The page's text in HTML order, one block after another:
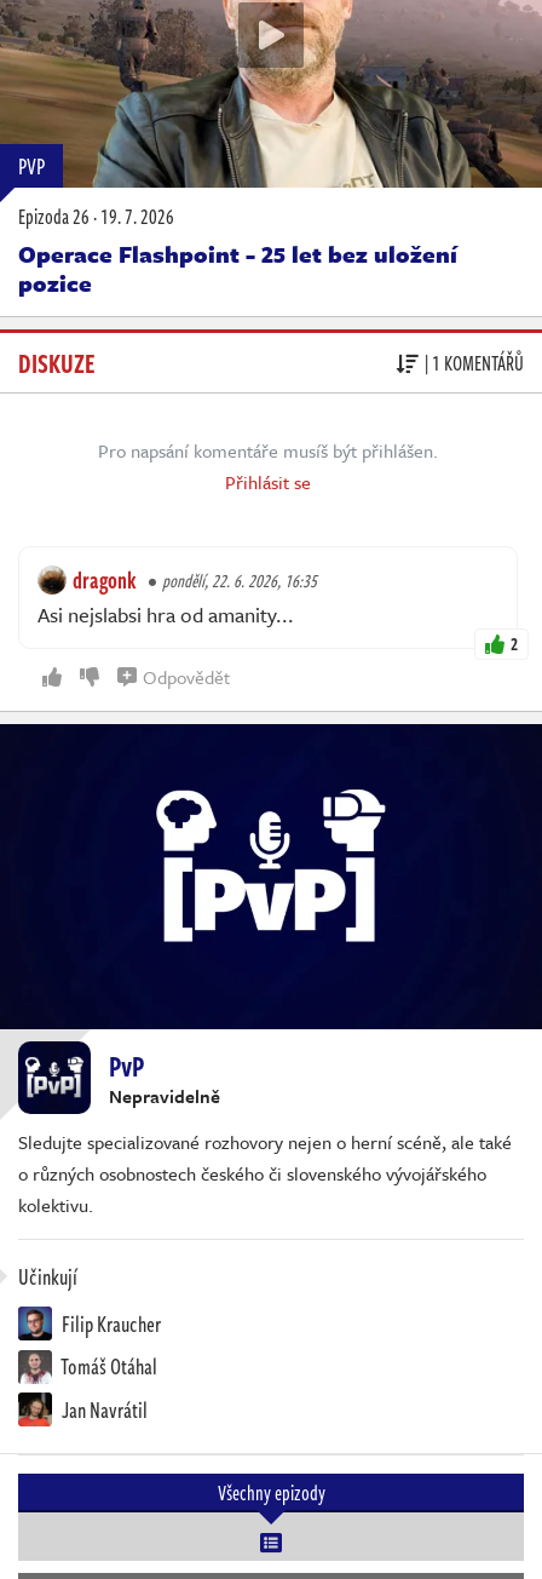
PvP
Nepravidelně
Sledujte specializované rozhovory nejen o herní scéně, ale také
o různých osobnostech českého či slovenského vývojářského
kolektivu.
Učinkují
Filip Kraucher
Tomáš Otáhal
Jan Navrátil
Všechny epizody
PVP
Epizoda 26·19. 7. 2026
Operace Flashpoint - 25 let bez uložení
pozice
DISKUZE | 1 KOMENTÁŘŮ
Pro napsání komentáře musíš být přihlášen.
Přihlásit se
dragonk pondělí, 22. 6. 2026, 16:35
Asi nejslabsi hra od amanity...
2
Odpovědět